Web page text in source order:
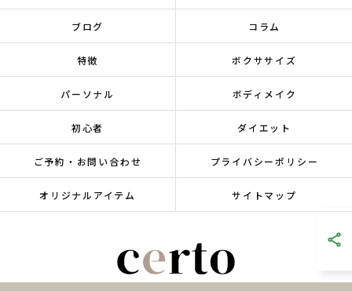
ブログ コラム
特徴 ボクササイズ
パーソナル ボディメイク
初心者 ダイエット
ご予約・お問い合わせ プライバシーポリシー
オリジナルアイテム サイトマップ